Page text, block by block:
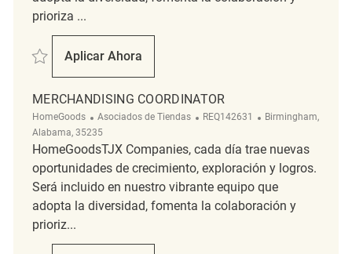
prioriza ...
Salvar Merchandising Coordinator REQ130759
Aplicar Ahora
Merchandising Coordinator
MERCHANDISING COORDINATOR
HomeGoods Categoría
Asociados de Tiendas ReqId
REQ142631 Ubicación
Birmingham,
Alabama, 35235
HomeGoodsTJX Companies, cada día trae nuevas
oportunidades de crecimiento, exploración y logros.
Será incluido en nuestro vibrante equipo que
adopta la diversidad, fomenta la colaboración y
prioriz...